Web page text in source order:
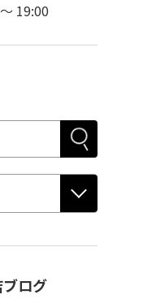
19:00
ログ